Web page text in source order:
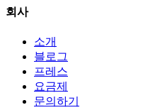
회사
소개
블로그
프레스
요금제
문의하기